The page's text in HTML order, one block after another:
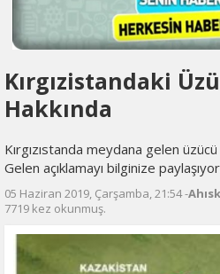
Kırgızistandaki
Hakkında
Kırgızıstanda meydana gelen
Gelen açıklamayı bilginize
05 Haziran 2019, Çarşamba, 21:54 -
7719 kez okunmuş.